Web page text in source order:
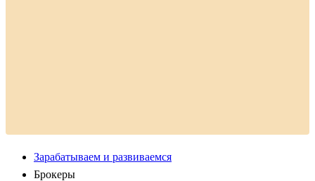
Зарабатываем и развиваемся
Брокеры